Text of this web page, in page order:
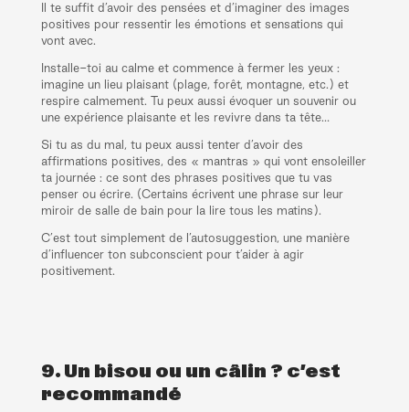
Il te suffit d’avoir des pensées et d’imaginer des images
positives pour ressentir les émotions et sensations qui
vont avec.
Installe-toi au calme et commence à fermer les yeux :
imagine un lieu plaisant (plage, forêt, montagne, etc.) et
respire calmement. Tu peux aussi évoquer un souvenir ou
une expérience plaisante et les revivre dans ta tête…
Si tu as du mal, tu peux aussi tenter d’avoir des
affirmations positives, des « mantras » qui vont ensoleiller
ta journée : ce sont des phrases positives que tu vas
penser ou écrire. (Certains écrivent une phrase sur leur
miroir de salle de bain pour la lire tous les matins).
C’est tout simplement de l’autosuggestion, une manière
d’influencer ton subconscient pour t’aider à agir
positivement.
9. Un bisou ou un câlin ? c’est
recommandé